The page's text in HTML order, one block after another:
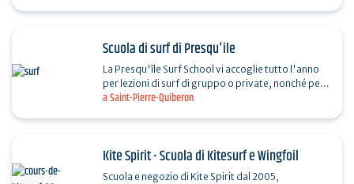
a Saint-Pierre-Quiberon
Scuola di surf di Presqu'île
La Presqu'île Surf School vi accoglie tutto l'anno
per lezioni di surf di gruppo o private, nonché per il
noleggio, sulle spiagge di Plouharnel (Spot du…
Kite Spirit - Scuola di Kitesurf e Wingfoil
Scuola e negozio di Kite Spirit dal 2005,